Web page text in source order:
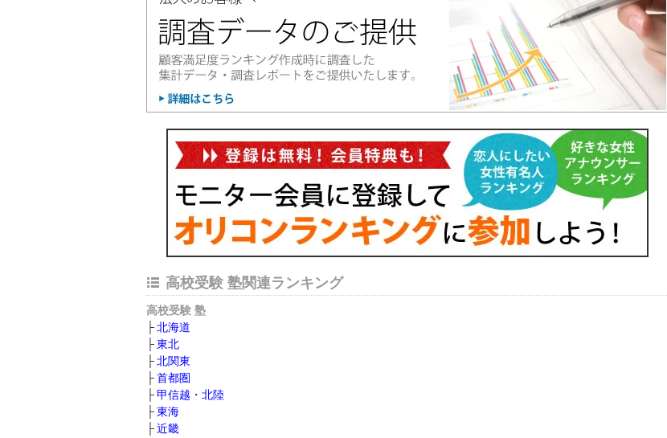
高校受験 塾関連ランキング
高校受験 塾
北海道
東北
北関東
首都圏
甲信越・北陸
東海
近畿